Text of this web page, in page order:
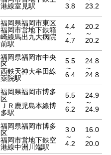
港線室見駅
3.8
23.2
福岡県福岡市東区
福岡市営地下鉄箱
崎線馬出九大病院
前駅
4.4
～
4.7
20.2
～
20.2
福岡県福岡市中央
区
西鉄天神大牟田線
薬院駅
5.5
～
6.4
24.8
～
24.8
福岡県福岡市博多
区
ＪＲ鹿児島本線博
多駅
5.5
～
6.2
24.9
～
24.9
福岡県福岡市博多
区
福岡市営地下鉄空
港線中洲川端駅
3.0
～
4.2
16.0
～
20.0